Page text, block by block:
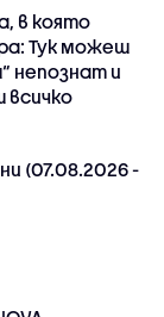
в която
Тук можеш
непознат и
всичко
(07.08.2026 -